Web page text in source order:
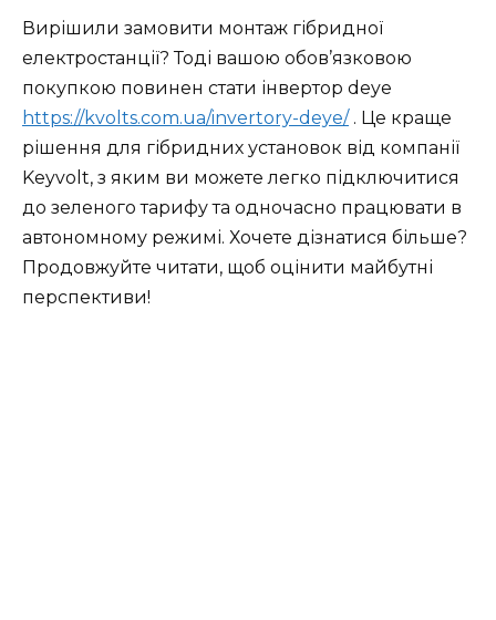
Вирішили замовити монтаж гібридної
електростанції? Тоді вашою обов’язковою
покупкою повинен стати інвертор deye
https://kvolts.com.ua/invertory-deye/. Це краще
рішення для гібридних установок від компанії
Keyvolt, з яким ви можете легко підключитися
до зеленого тарифу та одночасно працювати в
автономному режимі. Хочете дізнатися більше?
Продовжуйте читати, щоб оцінити майбутні
перспективи!